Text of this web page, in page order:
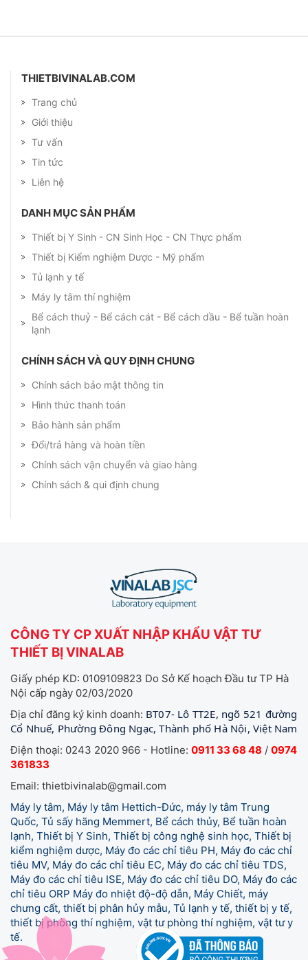
THIETBIVINALAB.COM
Trang chủ
Giới thiệu
Tư vấn
Tin tức
Liên hệ
DANH MỤC SẢN PHẨM
Thiết bị Y Sinh - CN Sinh Học - CN Thực phẩm
Thiết bị Kiểm nghiệm Dược - Mỹ phẩm
Tủ lạnh y tế
Máy ly tâm thí nghiệm
Bể cách thuỷ - Bể cách cát - Bể cách dầu - Bể tuần hoàn
lạnh
CHÍNH SÁCH VÀ QUY ĐỊNH CHUNG
Chính sách bảo mật thông tin
Hình thức thanh toán
Bảo hành sản phẩm
Đổi/trả hàng và hoàn tiền
Chính sách vận chuyển và giao hàng
Chính sách & qui định chung
CÔNG TY CP XUẤT NHẬP KHẨU VẬT TƯ
THIẾT BỊ VINALAB
Giấy phép KD: 0109109823 Do Sở Kế hoạch Đầu tư TP Hà
Nội cấp ngày 02/03/2020
Địa chỉ đăng ký kinh doanh: BT07- Lô TT2E, ngõ 521 đường
Cổ Nhuế, Phường Đông Ngạc, Thành phố Hà Nội, Việt Nam
Điện thoại: 0243 2020 966 - Hotline: 0911 33 68 48 / 0974
361833
Email: thietbivinalab@gmail.com
Máy ly tâm, Máy ly tâm Hettich-Đức, máy ly tâm Trung
Quốc, Tủ sấy hãng Memmert, Bể cách thủy, Bể tuần hoàn
lạnh, Thiết bị Y Sinh, Thiết bị công nghệ sinh học, Thiết bị
kiểm nghiệm dược, Máy đo các chỉ tiêu PH, Máy đo các chỉ
tiêu MV, Máy đo các chỉ tiêu EC, Máy đo các chỉ tiêu TDS,
Máy đo các chỉ tiêu ISE, Máy đo các chỉ tiêu DO, Máy đo các
chỉ tiêu ORP Máy đo nhiệt độ-độ dẫn, Máy Chiết, máy
chưng cất, thiết bị phân hủy mẫu, Tủ lạnh y tế, thiết bị y tế,
thiết bị phòng thí nghiệm, vật tư phòng thí nghiệm, vật tư y
tế.